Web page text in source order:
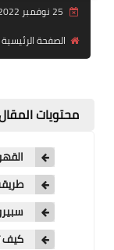
الصفحة الرئيسية
محتويات
كيف